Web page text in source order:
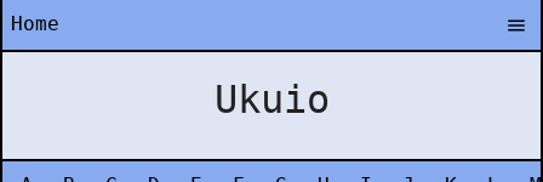
Home
Ukuio